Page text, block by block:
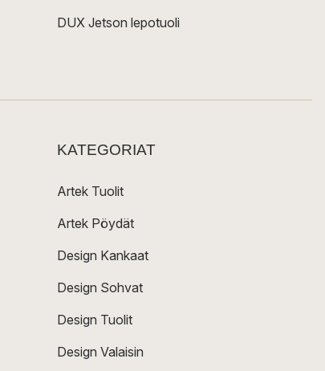
DUX Jetson lepotuoli
KATEGORIAT
Artek Tuolit
Artek Pöydät
Design Kankaat
Design Sohvat
Design Tuolit
Design Valaisin